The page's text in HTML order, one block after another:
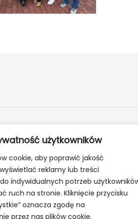
użytkowników
cookie, aby poprawić jakość
reklamy lub treści
indywidualnych potrzeb
ruch na stronie. Kliknięcie przycisku
oznacza zgodę na
przez nas plików cookie.